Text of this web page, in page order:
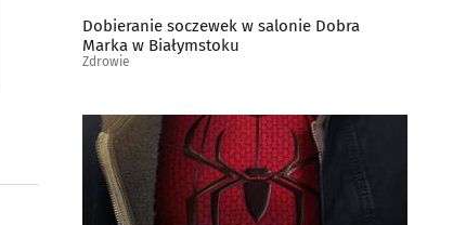
Dobieranie soczewek w salonie Dobra
Marka w Białymstoku
Zdrowie